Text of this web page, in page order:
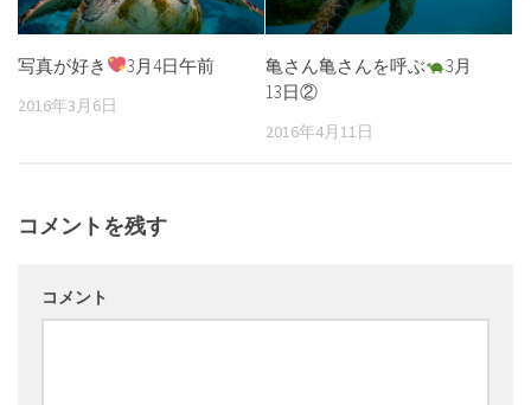
写真が好き 3月4日午前
2016年3月6日
亀さん亀さんを呼ぶ
3月
13日②
2016年4月11日
コメントを残す
コメント